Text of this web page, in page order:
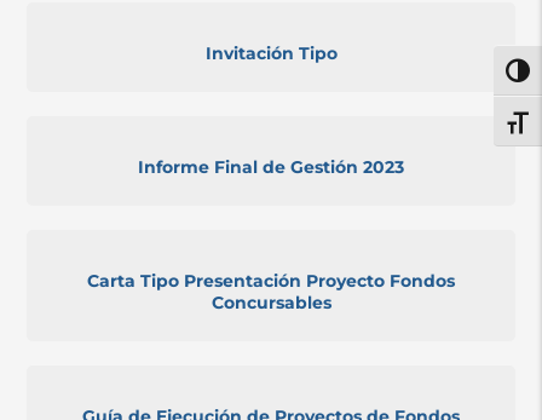
Invitación Tipo
Informe Final de Gestión 2023
Carta Tipo Presentación Proyecto Fondos
Concursables